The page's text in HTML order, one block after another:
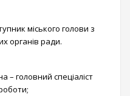
міського голови з
органів ради.
– головний спеціаліст